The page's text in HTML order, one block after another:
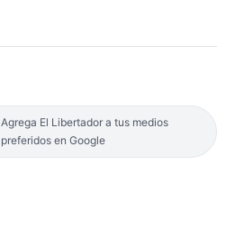
Agrega El Libertador a tus medios
preferidos en Google